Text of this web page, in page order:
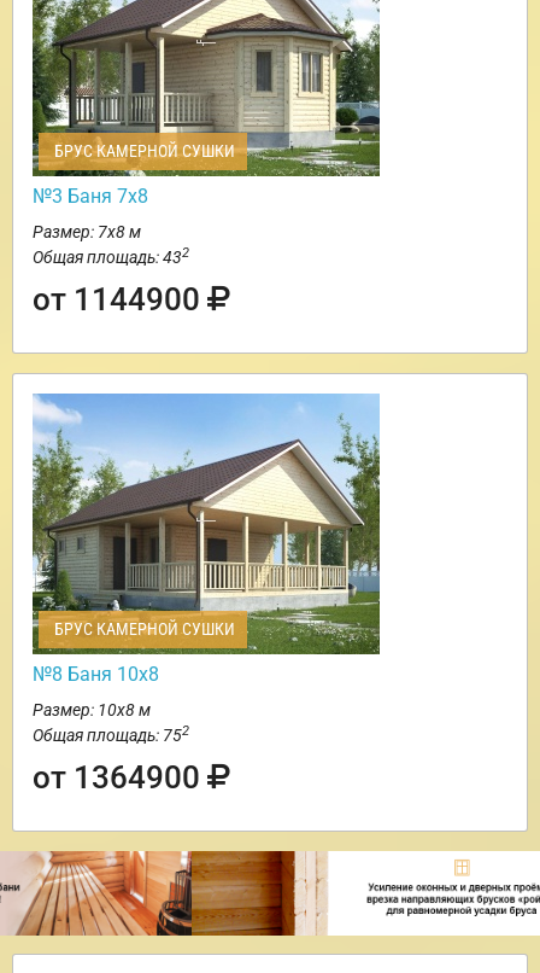
БРУС КАМЕРНОЙ СУШКИ
№3 Баня 7х8
Размер: 7х8 м
Общая площадь: 432
от 1144900
БРУС КАМЕРНОЙ СУШКИ
№8 Баня 10х8
Размер: 10х8 м
Общая площадь: 752
от 1364900